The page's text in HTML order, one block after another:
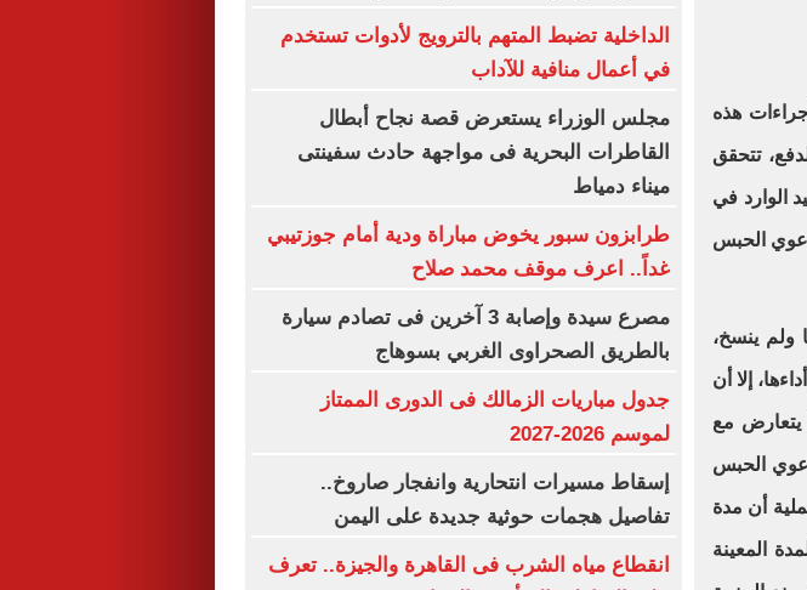
هذه
تتحقق
الوارد في
اللجوء إلي دعوي الحبس
76 مكرر مازال قائما ولم ينسخ،
إلا أن
يتعارض مع
الحبس
أن مدة
المعينة
الداخلية تضبط المتهم بالترويج لأدوات تستخدم
في أعمال منافية للآداب
مجلس الوزراء يستعرض قصة نجاح أبطال
القاطرات البحرية فى مواجهة حادث سفينتى
ميناء دمياط
طرابزون سبور يخوض مباراة ودية أمام جوزتيبي
غداً.. اعرف موقف محمد صلاح
مصرع سيدة وإصابة 3 آخرين فى تصادم سيارة
بالطريق الصحراوى الغربي بسوهاج
جدول مباريات الزمالك فى الدورى الممتاز
لموسم 2026-2027
إسقاط مسيرات انتحارية وانفجار صاروخ..
تفاصيل هجمات حوثية جديدة على اليمن
انقطاع مياه الشرب فى القاهرة والجيزة.. تعرف